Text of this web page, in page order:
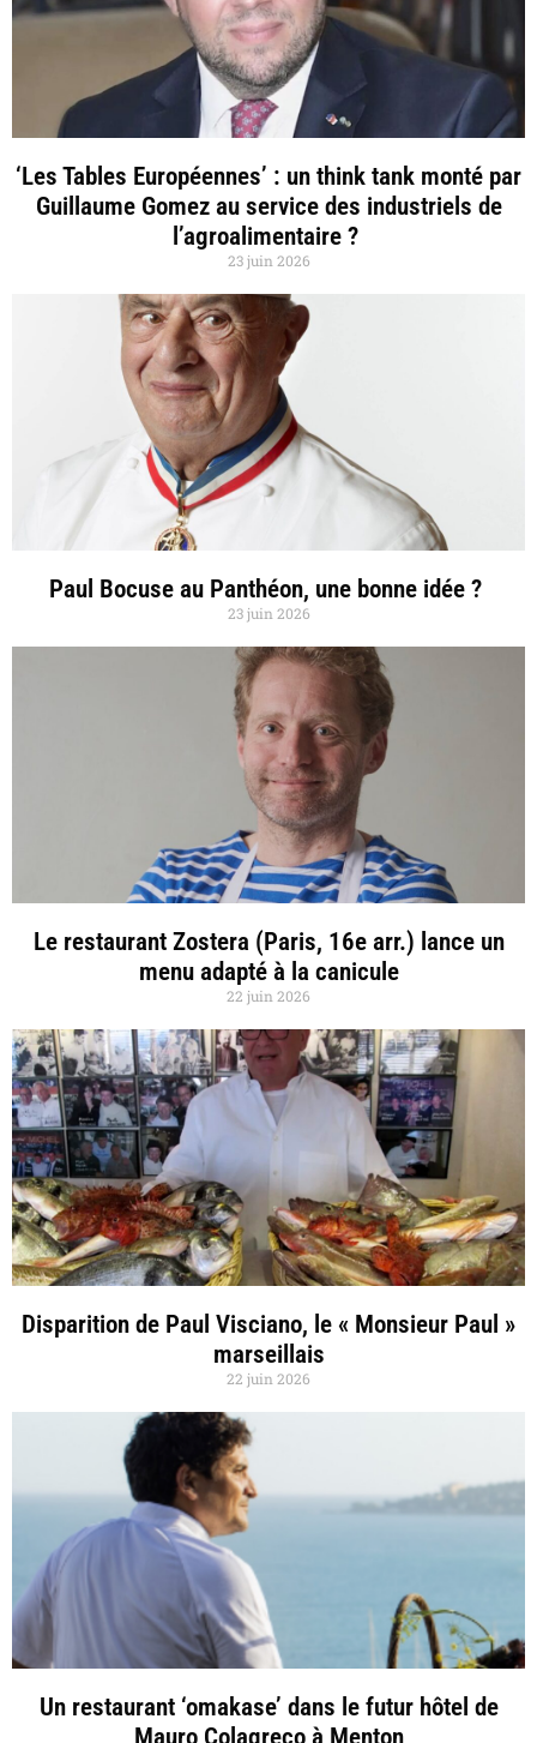
‘Les Tables Européennes’ : un think tank monté par
Guillaume Gomez au service des industriels de
l’agroalimentaire ?
23 juin 2026
Paul Bocuse au Panthéon, une bonne idée ?
23 juin 2026
Le restaurant Zostera (Paris, 16e arr.) lance un
menu adapté à la canicule
22 juin 2026
Disparition de Paul Visciano, le « Monsieur Paul »
marseillais
22 juin 2026
Un restaurant ‘omakase’ dans le futur hôtel de
Mauro Colagreco à Menton